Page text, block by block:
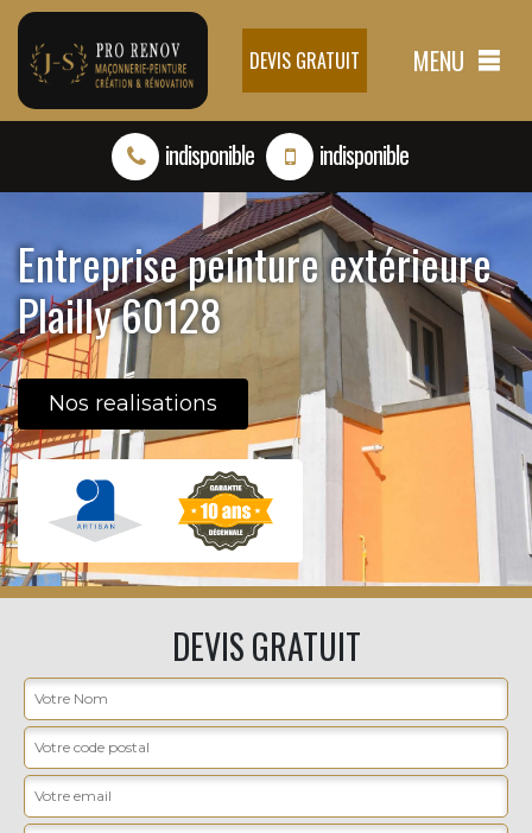
DEVIS GRATUIT MENU
indisponible indisponible
Entreprise peinture extérieure
Plailly 60128
Nos realisations
DEVIS GRATUIT